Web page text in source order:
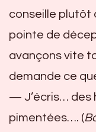
conseille plutôt
pointe de
avançons vite
demande ce
— J’écris… des
pimentées…. (